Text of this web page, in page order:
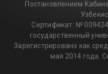
Постановлением
Сертификат: №
государственный
Зарегистрировано как
мая 2014 года.